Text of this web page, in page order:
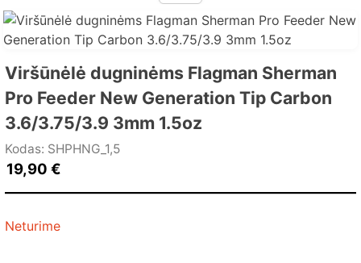
Viršūnėlė dugninėms Flagman Sherman
Pro Feeder New Generation Tip Carbon
3.6/3.75/3.9 3mm 1.5oz
Kodas: SHPHNG_1,5
19,90 €
Neturime